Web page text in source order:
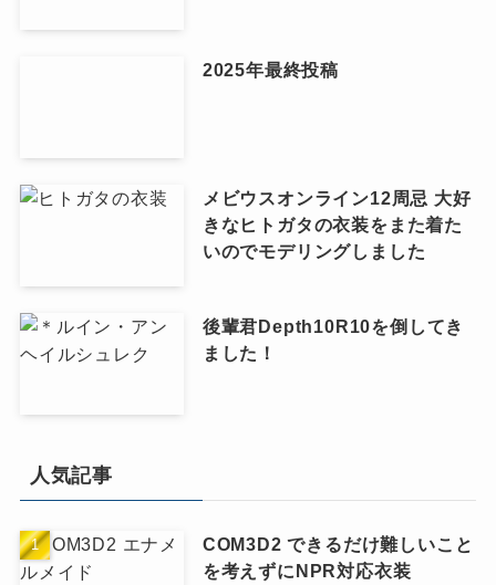
2025年最終投稿
メビウスオンライン12周忌 大好
きなヒトガタの衣装をまた着た
いのでモデリングしました
後輩君Depth10R10を倒してき
ました！
人気記事
COM3D2 できるだけ難しいこと
を考えずにNPR対応衣装